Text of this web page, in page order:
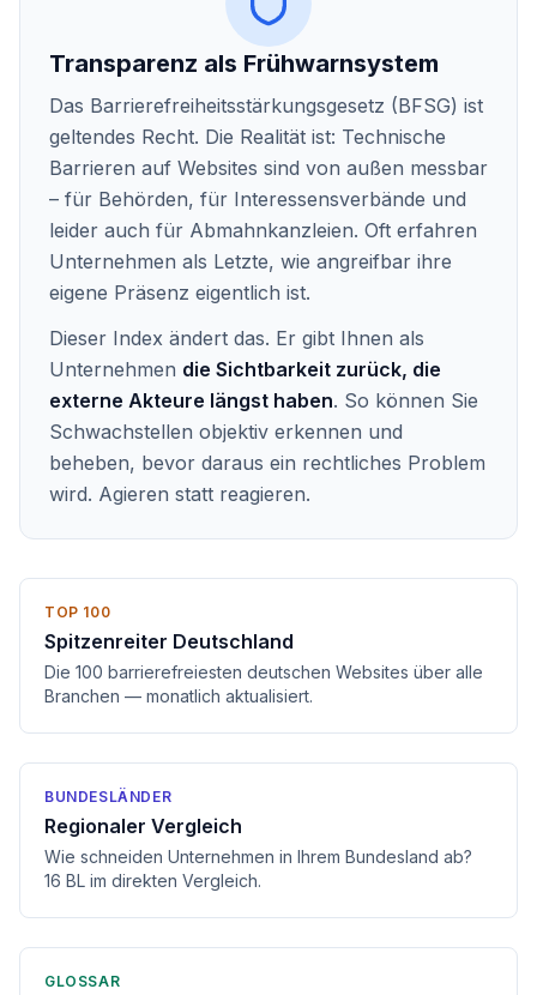
Transparenz als Frühwarnsystem
Das Barrierefreiheitsstärkungsgesetz (BFSG) ist
geltendes Recht. Die Realität ist: Technische
Barrieren auf Websites sind von außen messbar
– für Behörden, für Interessensverbände und
leider auch für Abmahnkanzleien. Oft erfahren
Unternehmen als Letzte, wie angreifbar ihre
eigene Präsenz eigentlich ist.
Dieser Index ändert das. Er gibt Ihnen als
Unternehmen die Sichtbarkeit zurück, die
externe Akteure längst haben. So können Sie
Schwachstellen objektiv erkennen und
beheben, bevor daraus ein rechtliches Problem
wird. Agieren statt reagieren.
TOP 100
Spitzenreiter Deutschland
Die 100 barrierefreiesten deutschen Websites über alle
Branchen — monatlich aktualisiert.
BUNDESLÄNDER
Regionaler Vergleich
Wie schneiden Unternehmen in Ihrem Bundesland ab?
16 BL im direkten Vergleich.
GLOSSAR